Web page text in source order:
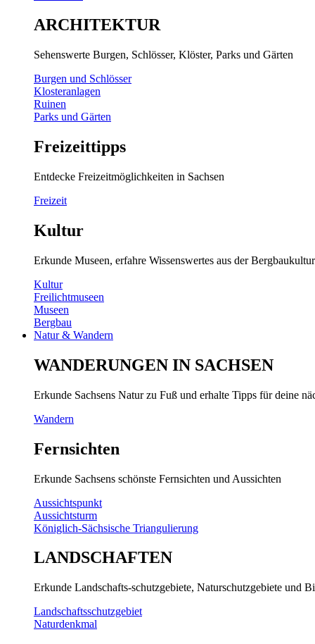
ARCHITEKTUR
Sehenswerte Burgen, Schlösser, Klöster, Parks und Gärten
Burgen und Schlösser
Klosteranlagen
Ruinen
Parks und Gärten
Freizeittipps
Entdecke Freizeitmöglichkeiten in Sachsen
Freizeit
Kultur
Erkunde Museen, erfahre Wissenswertes aus der
Kultur
Freilichtmuseen
Museen
Bergbau
Natur & Wandern
WANDERUNGEN IN SACHSEN
Erkunde Sachsens Natur zu Fuß und erhalte Tipps für deine
Wandern
Fernsichten
Erkunde Sachsens schönste Fernsichten und Aussichten
Aussichtspunkt
Aussichtsturm
Königlich-Sächsische Triangulierung
LANDSCHAFTEN
Erkunde Landschafts-schutzgebiete, Naturschutzgebiete und
Landschaftsschutzgebiet
Naturdenkmal